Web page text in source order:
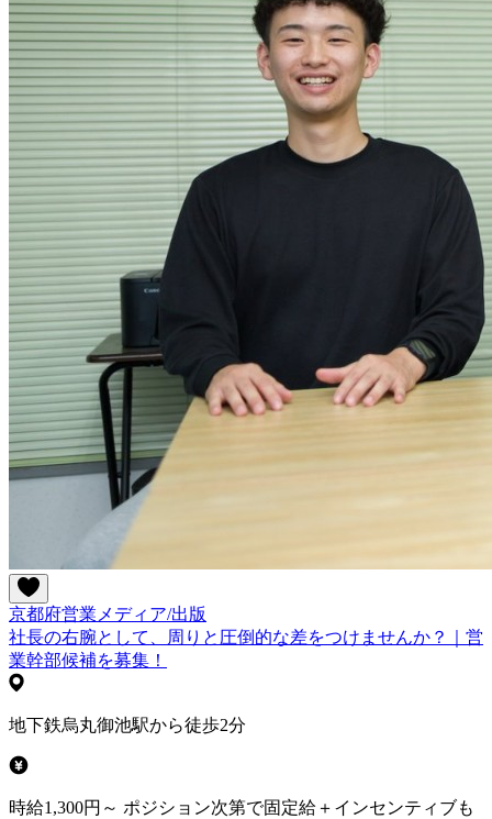
京都府営業 メディア/出版
社長の右腕として、周りと圧倒的な差をつけませんか？｜営
業幹部候補を募集！
地下鉄烏丸御池駅から徒歩2分
時給1,300円～ ポジション次第で固定給＋インセンティブも